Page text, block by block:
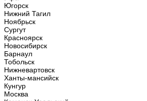
Югорск
Нижний Тагил
Ноябрьск
Сургут
Красноярск
Новосибирск
Барнаул
Тобольск
Нижневартовск
Ханты-мансийск
Кунгур
Москва